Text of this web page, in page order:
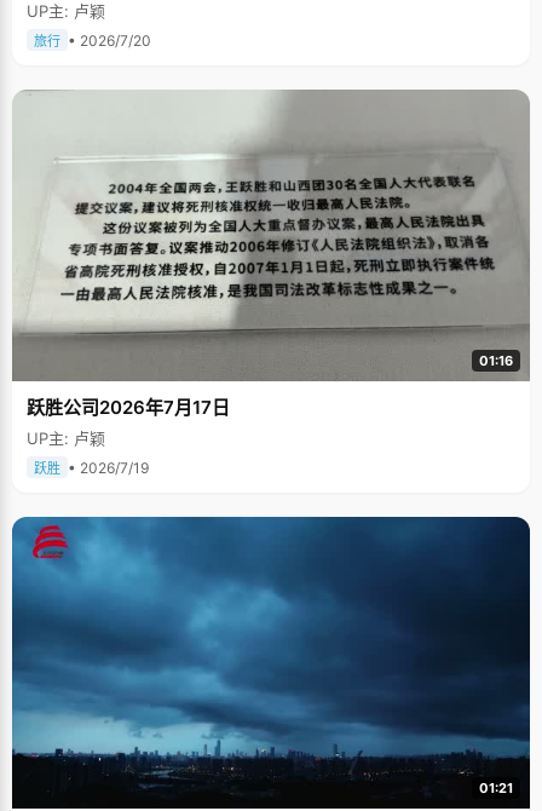
UP主: 卢颖
旅行 • 2026/7/20
01:16
跃胜公司2026年7月17日
UP主: 卢颖
跃胜 • 2026/7/19
01:21